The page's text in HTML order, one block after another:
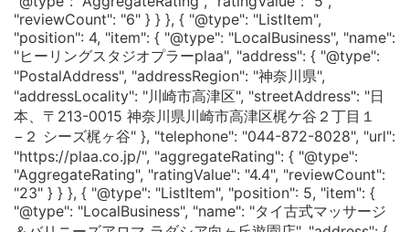
"reviewCount": "6" } } }, { "@type": "ListItem",
"position": 4, "item": { "@type": "LocalBusiness", "name":
"ヒーリングスタジオプラーplaa", "address": { "@type":
"PostalAddress", "addressRegion": "神奈川県",
"addressLocality": "川崎市高津区", "streetAddress": "日
本、〒213-0015 神奈川県川崎市高津区梶ケ谷２丁目１
−２ シーズ梶ヶ谷" }, "telephone": "044-872-8028", "url":
"https://plaa.co.jp/", "aggregateRating": { "@type":
"AggregateRating", "ratingValue": "4.4", "reviewCount":
"23" } } }, { "@type": "ListItem", "position": 5, "item": {
"@type": "LocalBusiness", "name": "タイ古式マッサージ